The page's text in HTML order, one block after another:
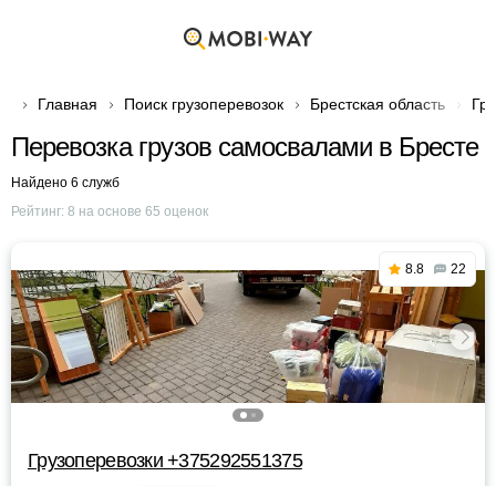
Главная Поиск грузоперевозок Брестская область
Перевозка грузов самосвалами в Бресте
Найдено 6 служб
Рейтинг: 8 на основе 65 оценок
8.8 22
Грузоперевозки +375292551375